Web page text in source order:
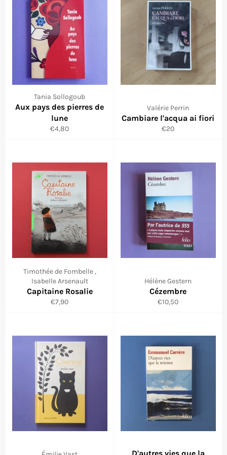
Tania Sollogoub
Aux pays des pierres de
lune
Prix
€4,80
Valérie Perrin
Cambiare l'acqua ai fiori
Prix
€20
Timothée de Fombelle ,
Isabelle Arsenault
Capitaine Rosalie
Prix
€7,90
Hélène Gestern
Cézembre
Prix
€10,50